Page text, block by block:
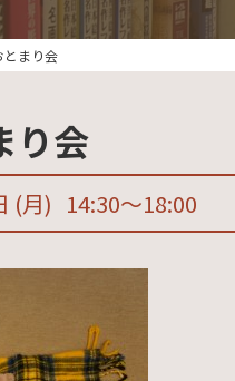
とまり会
り会
(月) 14:30〜18:00